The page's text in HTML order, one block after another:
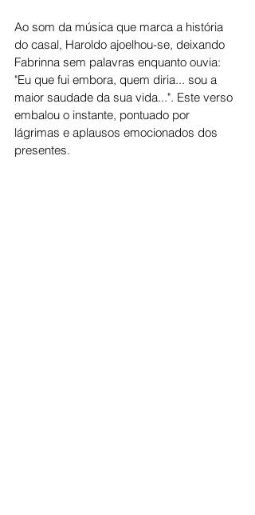
Ao som da música que marca a história
do casal, Haroldo ajoelhou-se, deixando
Fabrinna sem palavras enquanto ouvia:
"Eu que fui embora, quem diria... sou a
maior saudade da sua vida...". Este verso
embalou o instante, pontuado por
lágrimas e aplausos emocionados dos
presentes.